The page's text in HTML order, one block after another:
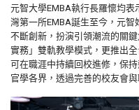
元智大學EMBA執行長羅懷均表
灣第一所EMBA誕生至今，元
不斷創新，扮演引領潮流的關
實務」雙軌教學模式，更推出
可在職涯中持續回校進修，保
官學各界，透過完善的校友會